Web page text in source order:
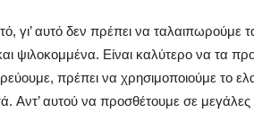
γι’ αυτό δεν πρέπει να ταλαιπωρούμε
ψιλοκομμένα. Eίναι καλύτερο να τα
πρέπει να χρησιμοποιούμε το
Aντ’ αυτού να προσθέτουμε σε μεγάλες